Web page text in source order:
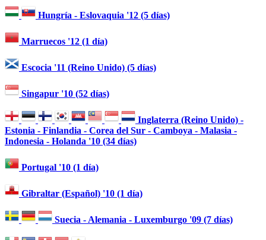
Hungría - Eslovaquia '12 (5 días)
Marruecos '12 (1 día)
Escocia '11 (Reino Unido) (5 días)
Singapur '10 (52 días)
Inglaterra (Reino Unido) -
Estonia - Finlandia - Corea del Sur - Camboya - Malasia -
Indonesia - Holanda '10 (34 días)
Portugal '10 (1 día)
Gibraltar (Español) '10 (1 día)
Suecia - Alemania - Luxemburgo '09 (7 días)